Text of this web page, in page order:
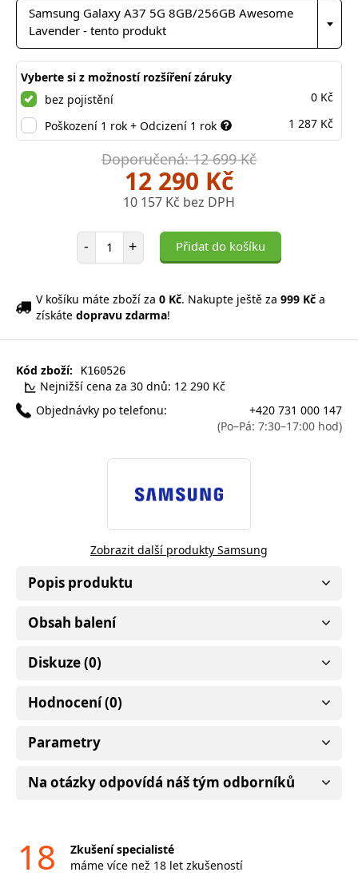
Samsung Galaxy A37 5G 8GB/256GB Awesome
Lavender - tento produkt
Vyberte si z možností rozšíření záruky
bez pojistění
0 Kč
Poškození 1 rok + Odcizení 1 rok
1 287 Kč
Doporučená: 12 699 Kč
12 290 Kč
10 157 Kč bez DPH
- Počet položek
+ Přidat do košíku
V košíku máte zboží za 0 Kč. Nakupte ještě za 999 Kč a
získáte dopravu zdarma!
Kód zboží: K160526
Nejnižší cena za 30 dnů: 12 290 Kč
Objednávky po telefonu:
+420 731 000 147
(Po–Pá: 7:30–17:00 hod)
Zobrazit další produkty Samsung
Popis produktu
Obsah balení
Diskuze (0)
Hodnocení (0)
Parametry
Na otázky odpovídá náš tým odborníků
18
Zkušení specialisté
máme více než 18 let zkušeností